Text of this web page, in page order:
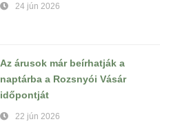
24 jún 2026
Az árusok már beírhatják a
naptárba a Rozsnyói Vásár
időpontját
22 jún 2026